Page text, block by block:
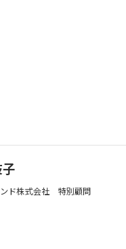
ンド株式会社 特別顧問